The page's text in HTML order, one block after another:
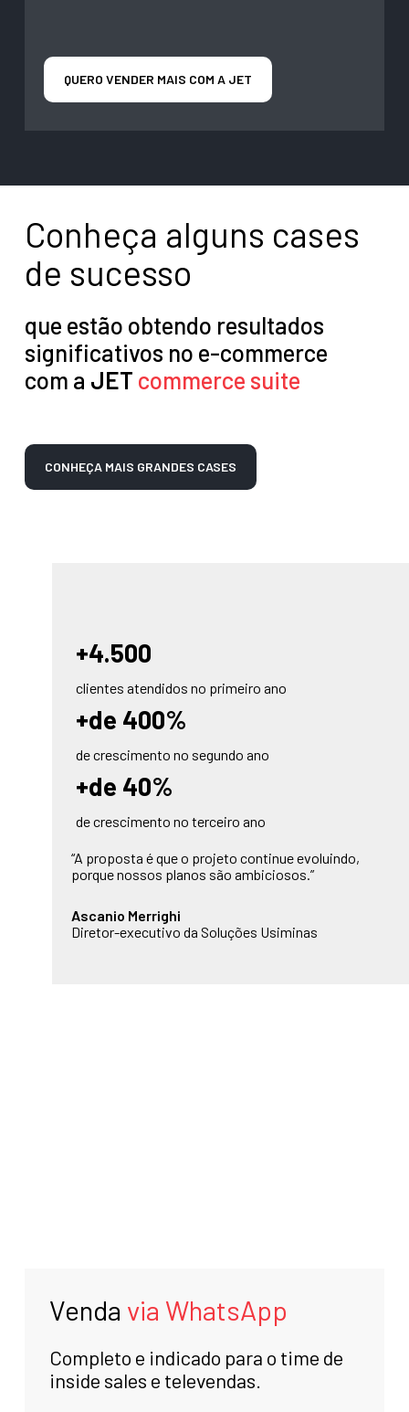
QUERO VENDER MAIS COM A JET
Conheça alguns cases
de sucesso
que estão obtendo resultados
significativos no e-commerce
com a JET commerce suite
CONHEÇA MAIS GRANDES CASES
+4.500
clientes atendidos no primeiro ano
+de 400%
de crescimento no segundo ano
+de 40%
de crescimento no terceiro ano
“A proposta é que o projeto continue evoluindo,
porque nossos planos são ambiciosos.”
Ascanio Merrighi
Diretor-executivo da Soluções Usiminas
Venda via WhatsApp
Completo e indicado para o time de
inside sales e televendas.